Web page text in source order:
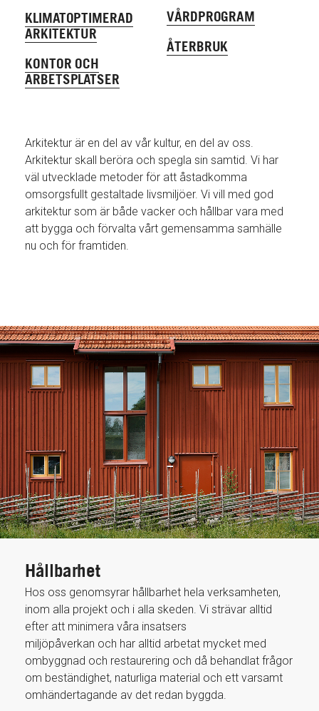
KLIMAT­OPTIMERAD
ARKITEKTUR
KONTOR OCH
ARBETSPLATSER
VÅRDPROGRAM
ÅTERBRUK
Arkitektur är en del av vår kultur, en del av oss.
Arkitektur skall beröra och spegla sin samtid. Vi har
väl utvecklade metoder för att åstadkomma
omsorgsfullt gestaltade livsmiljöer. Vi vill med god
arkitektur som är både vacker och hållbar vara med
att bygga och förvalta vårt gemensamma samhälle
nu och för framtiden.
Hållbarhet
Hos oss genomsyrar hållbarhet hela verksamheten,
inom alla projekt och i alla skeden. Vi strävar alltid
efter att minimera våra insatsers
miljöpåverkan och har alltid arbetat mycket med
ombyggnad och restaurering och då behandlat frågor
om beständighet, naturliga material och ett varsamt
omhändertagande av det redan byggda.